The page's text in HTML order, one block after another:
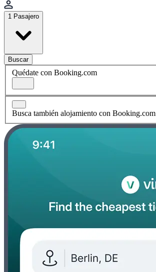
1 Pasajero
Buscar
Quédate con Booking.com
Busca también alojamiento con Booking.com